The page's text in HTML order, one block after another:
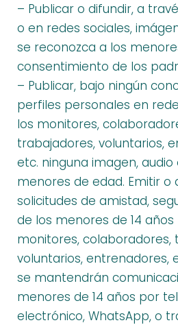
– Publicar o difundir, a
o en redes sociales,
se reconozca a los
consentimiento de los
– Publicar, bajo ningún
perfiles personales en
los monitores,
trabajadores, voluntarios,
etc. ninguna imagen, audio
menores de edad. Emitir o
solicitudes de amistad,
de los menores de 14
monitores, colaboradores,
voluntarios, entrenadores,
se mantendrán
menores de 14 años por
electrónico, WhatsApp, o